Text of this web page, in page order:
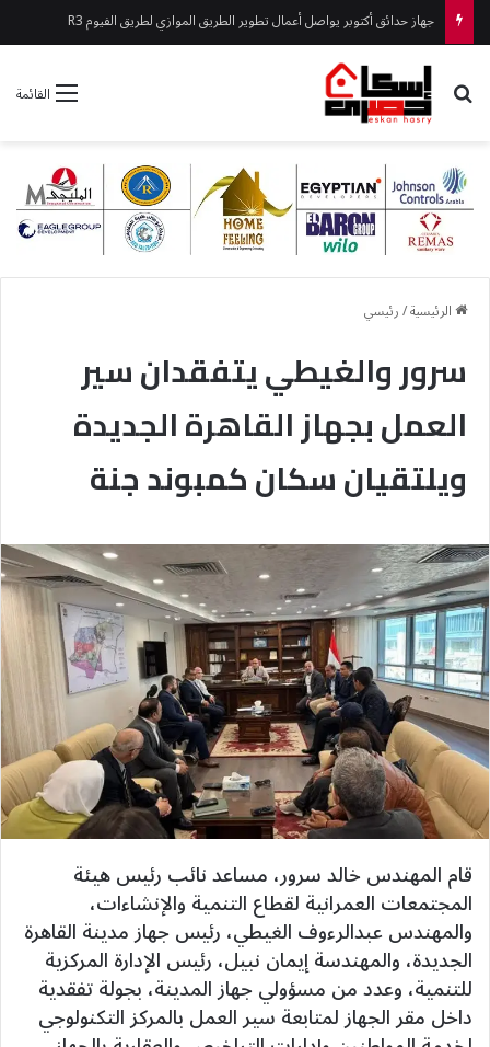
القائمة بحث عن
الرئيسية/رئيسي
سرور والغيطي يتفقدان سير
العمل بجهاز القاهرة الجديدة
ويلتقيان سكان كمبوند جنة
قام المهندس خالد سرور، مساعد نائب رئيس هيئة
المجتمعات العمرانية لقطاع التنمية والإنشاءات،
والمهندس عبدالرءوف الغيطي، رئيس جهاز مدينة القاهرة
الجديدة، والمهندسة إيمان نبيل، رئيس الإدارة المركزية
للتنمية، وعدد من مسؤولي جهاز المدينة، بجولة تفقدية
داخل مقر الجهاز لمتابعة سير العمل بالمركز التكنولوجي